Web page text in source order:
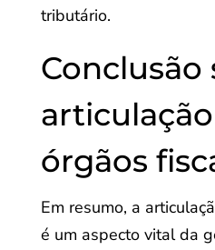
tributário.
Conclusão
órgãos
Em resumo, a
é um aspecto vital da